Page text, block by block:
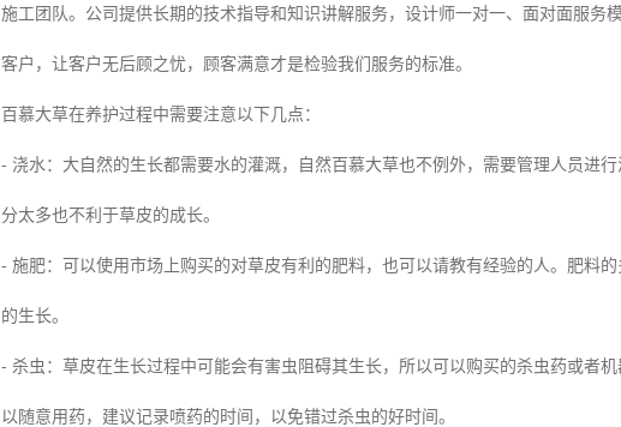
施工团队。公司提供长期的技术指导和知识讲解服务，设计师一对一、面对面服务
客户，让客户无后顾之忧，顾客满意才是检验我们服务的标准。
百慕大草在养护过程中需要注意以下几点：
- 浇水：大自然的生长都需要水的灌溉，自然百慕大草也不例外，需要管理人员进
分太多也不利于草皮的成长。
- 施肥：可以使用市场上购买的对草皮有利的肥料，也可以请教有经验的人。肥料
的生长。
- 杀虫：草皮在生长过程中可能会有害虫阻碍其生长，所以可以购买的杀虫药或者
以随意用药，建议记录喷药的时间，以免错过杀虫的好时间。